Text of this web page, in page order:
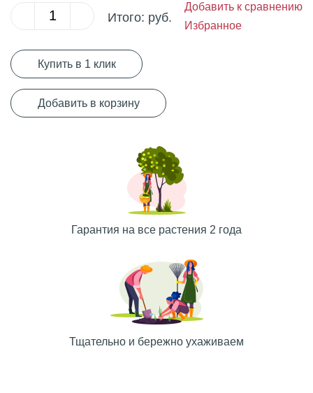
Итого: руб.
Добавить к сравнению
Избранное
Купить в 1 клик
Добавить в корзину
Гарантия на все растения 2 года
Тщательно и бережно ухаживаем